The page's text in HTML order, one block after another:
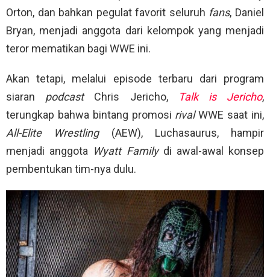
Orton, dan bahkan pegulat favorit seluruh fans, Daniel
Bryan, menjadi anggota dari kelompok yang menjadi
teror mematikan bagi WWE ini.
Akan tetapi, melalui episode terbaru dari program
siaran podcast Chris Jericho, Talk is Jericho,
terungkap bahwa bintang promosi rivalWWE saat ini,
All-Elite Wrestling (AEW), Luchasaurus, hampir
menjadi anggota Wyatt Family di awal-awal konsep
pembentukan tim-nya dulu.